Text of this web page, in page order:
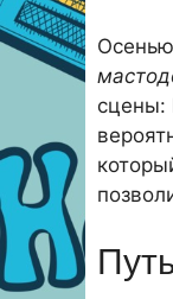
Осенью
сцены: